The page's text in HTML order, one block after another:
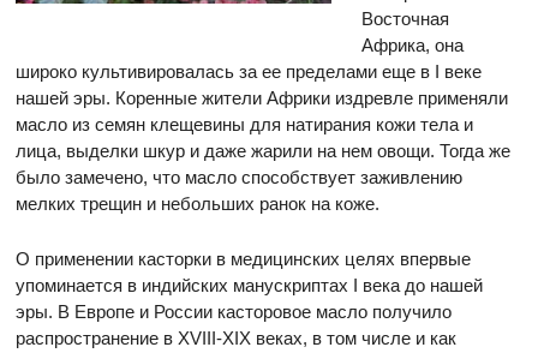
Восточная
Африка, она
широко культивировалась за ее пределами еще в I веке
нашей эры. Коренные жители Африки издревле применяли
масло из семян клещевины для натирания кожи тела и
лица, выделки шкур и даже жарили на нем овощи. Тогда же
было замечено, что масло способствует заживлению
мелких трещин и небольших ранок на коже.
О применении касторки в медицинских целях впервые
упоминается в индийских манускриптах I века до нашей
эры. В Европе и России касторовое масло получило
распространение в XVIII-XIX веках, в том числе и как